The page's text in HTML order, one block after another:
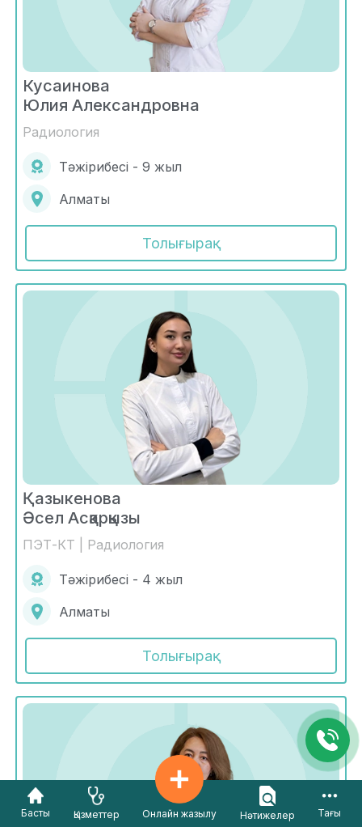
Кусаинова
Юлия Александровна
Радиология
Тәжірибесі - 9 жыл
Алматы
Толығырақ
Қазыкенова
Әсел Асқарқызы
ПЭТ-КТ | Радиология
Тәжірибесі - 4 жыл
Алматы
Толығырақ
Басты Қызметтер Онлайн жазылу Нәтижелер Тағы